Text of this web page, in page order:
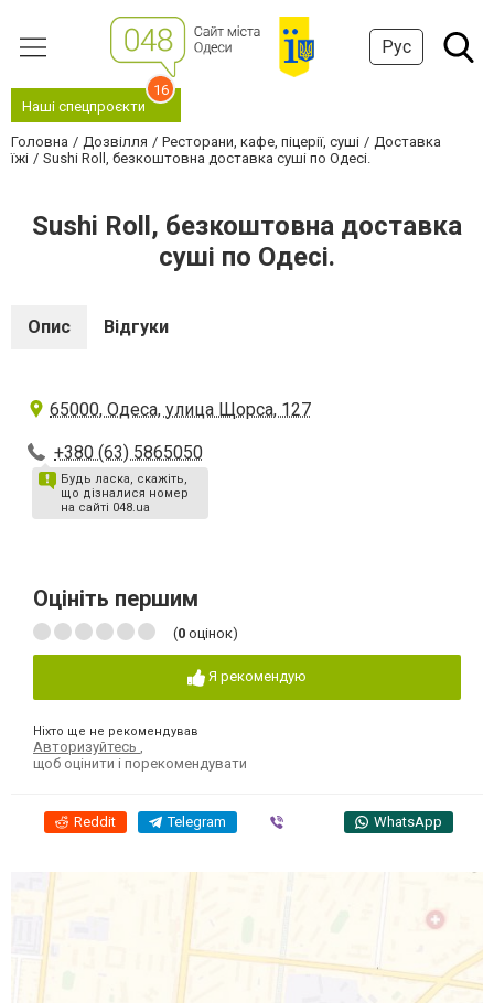
Рус
Наші спецпроєкти
16
Головна Дозвілля Ресторани, кафе, піцерії, суші
Доставка
їжі
Sushi Roll, безкоштовна доставка суші по Одесі.
Sushi Roll, безкоштовна доставка
суші по Одесі.
Опис Відгуки
65000, Одеса, улица Щорса, 127
+380 (63) 5865050
Будь ласка, скажіть,
що дізналися номер
на сайті 048.ua
Оцініть першим
(0 оцінок)
Я рекомендую
Ніхто ще не рекомендував
Авторизуйтесь
щоб оцінити і порекомендувати
Reddit Telegram WhatsApp